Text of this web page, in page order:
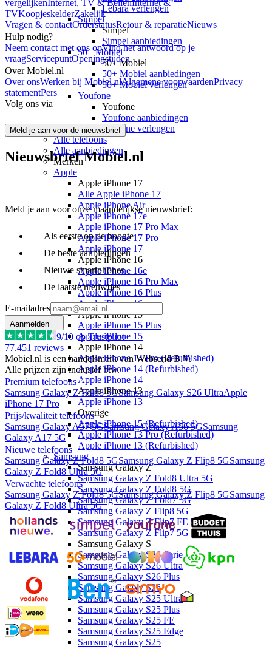
Lebara verlengen
Simpel
Simpel
Simpel aanbiedingen
50+ Mobiel
50+ Mobiel
50+ Mobiel aanbiedingen
50+ Mobiel verlengen
Youfone
Youfone
Youfone aanbiedingen
Youfone verlengen
Alle telefoons
Alle aanbiedingen
Merken
Apple
Apple iPhone 17
Alle Apple iPhone 17
Apple iPhone Air
Apple iPhone 17e
Apple iPhone 17 Pro Max
Apple iPhone 17 Pro
Apple iPhone 17
Apple iPhone 16
Apple iPhone 16e
Apple iPhone 16 Pro Max
Apple iPhone 16 Plus
Apple iPhone 16
Apple iPhone 15
Apple iPhone 15 Plus
Apple iPhone 15
Apple iPhone 14
Apple iPhone 14 Pro (Refurbished)
Apple iPhone 14 (Refurbished)
Apple iPhone 14
Apple iPhone 13
Apple iPhone 13
Overige
Apple iPhone 15 (Refurbished)
Apple iPhone 13 Pro (Refurbished)
Apple iPhone 13 (Refurbished)
Samsung
Samsung Galaxy Z
Samsung Galaxy Z Fold8 Ultra 5G
Samsung Galaxy Z Fold8 5G
Samsung Galaxy Z Fold7 5G
Samsung Galaxy Z Flip8 5G
Samsung Galaxy Z Flip7 FE 5G
Samsung Galaxy Z Flip7 5G
Samsung Galaxy S
Samsung Galaxy S26 Serie
Samsung Galaxy S26 Ultra
Samsung Galaxy S26 Plus
Samsung Galaxy S26
Samsung Galaxy S25 Ultra
Samsung Galaxy S25 Plus
Samsung Galaxy S25 FE
Samsung Galaxy S25 Edge
Samsung Galaxy S25
vergelijkenInternet, TV & BellenInternet &
TVKoopjeskelderZakelijk
Vragen & contactOrderstatusRetour & reparatieNieuws
Hulp nodig?
Neem contact met ons opVind het antwoord op je
vraagServicepuntOpeningstijden
Over Mobiel.nl
Over onsWerken bij Mobiel.nlAlgemene voorwaardenPrivacy
statementPers
Volg ons via
Meld je aan voor de nieuwsbrief
Nieuwsbrief Mobiel.nl
Meld je aan voor onze maandelijkse nieuwsbrief:
Als eerste op de hoogte
De beste aanbiedingen
Nieuwe smartphones
De laatste nieuwtjes
E-mailadres
Aanmelden
9/10 op Trustpilot
77.451 reviews
Mobiel.nl is een handelsmerk van Websend B.V.
Alle prijzen zijn inclusief btw.
Premium telefoons
Samsung Galaxy Z Fold8 5GSamsung Galaxy S26 UltraApple
iPhone 17 Pro
Prijs/kwaliteit telefoons
Samsung Galaxy A57 5GSamsung Galaxy A56 5GSamsung
Galaxy A17 5G
Nieuwe telefoons
Samsung Galaxy Z Fold8 5GSamsung Galaxy Z Flip8 5GSamsung
Galaxy Z Fold8 Ultra 5G
Verwachte telefoons
Samsung Galaxy Z Fold8 5GSamsung Galaxy Z Flip8 5GSamsung
Galaxy Z Fold8 Ultra 5G